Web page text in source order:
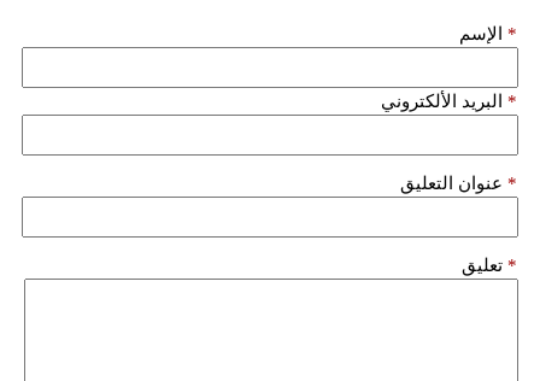
الإسم *
البريد الألكتروني *
عنوان التعليق *
تعليق *